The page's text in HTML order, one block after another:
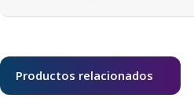
Productos relacionados